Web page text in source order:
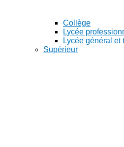
Collège
Lycée
Lycée général
Supérieur